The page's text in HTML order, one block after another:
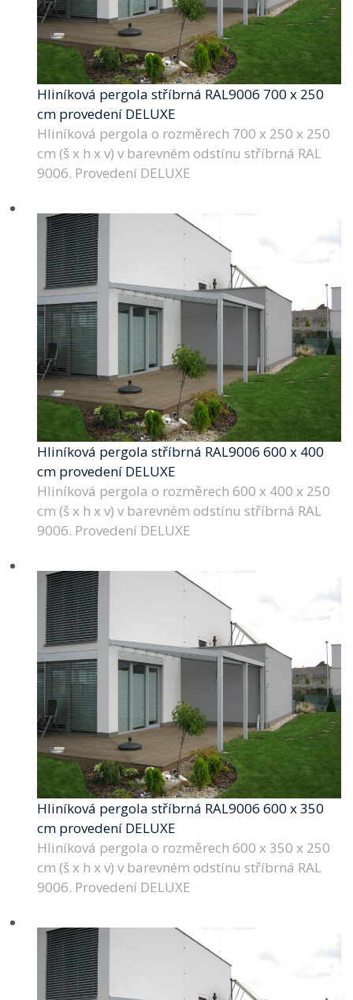
Hliníková pergola stříbrná RAL9006 700 x 250
cm provedení DELUXE
Hliníková pergola o rozměrech 700 x 250 x 250
cm (š x h x v) v barevném odstínu stříbrná RAL
9006. Provedení DELUXE
Hliníková pergola stříbrná RAL9006 600 x 400
cm provedení DELUXE
Hliníková pergola o rozměrech 600 x 400 x 250
cm (š x h x v) v barevném odstínu stříbrná RAL
9006. Provedení DELUXE
Hliníková pergola stříbrná RAL9006 600 x 350
cm provedení DELUXE
Hliníková pergola o rozměrech 600 x 350 x 250
cm (š x h x v) v barevném odstínu stříbrná RAL
9006. Provedení DELUXE